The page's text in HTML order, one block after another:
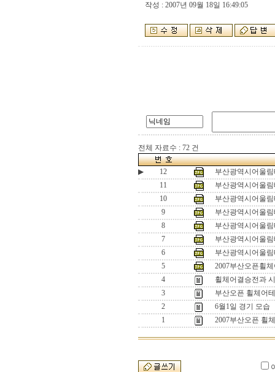
작성 : 2007년 09월 18일 16:49:05
전체 자료수 : 72 건
▶ 12
부산광역시어울
11
부산광역시어울
10
부산광역시어울
9
부산광역시어울
8
부산광역시어울
7
부산광역시어울
6
부산광역시어울
5
2007부산오픈휠
4
휠체어결승전과
3
부산오픈 휠체어
2
6월1일 경기 모습
1
2007부산오픈 휠